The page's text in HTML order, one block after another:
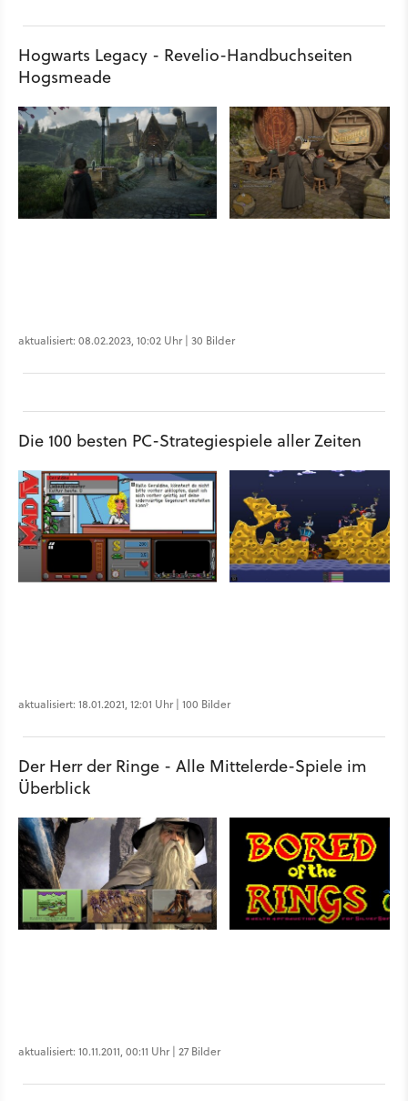
Hogwarts Legacy - Revelio-Handbuchseiten
Hogsmeade
aktualisiert: 08.02.2023, 10:02 Uhr | 30 Bilder
Die 100 besten PC-Strategiespiele aller Zeiten
aktualisiert: 18.01.2021, 12:01 Uhr | 100 Bilder
Der Herr der Ringe - Alle Mittelerde-Spiele im
Überblick
aktualisiert: 10.11.2011, 00:11 Uhr | 27 Bilder